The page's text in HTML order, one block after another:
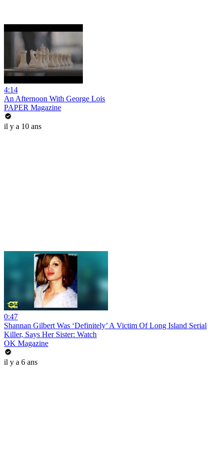
4:14
An Afternoon With George Lois
PAPER Magazine
il y a 10 ans
0:47
Shannan Gilbert Was ‘Definitely’ A Victim Of Long Island Serial
Killer, Says Her Sister: Watch
OK Magazine
il y a 6 ans